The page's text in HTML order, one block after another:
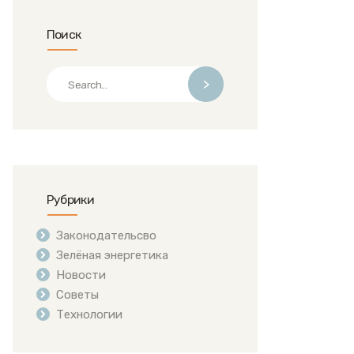
Поиск
>
Рубрики
Законодательсво
Зелёная энергетика
Новости
Советы
Технологии